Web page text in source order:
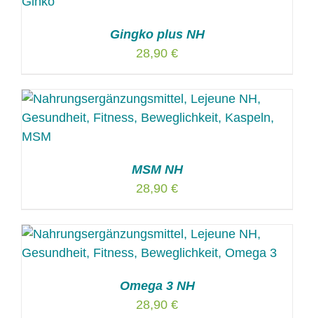
Gingko plus NH
28,90 €
MSM NH
28,90 €
Omega 3 NH
28,90 €